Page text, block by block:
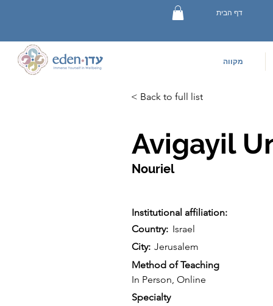
דף הבית
מקווה
< Back to full list
Avigayil
Nouriel
Institutional affiliation:
Country: Israel
City: Jerusalem
Method of Teaching
In Person, Online
Specialty